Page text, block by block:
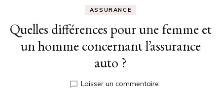
ASSURANCE
Quelles différences pour une femme et
un homme concernant l’assurance
auto ?
Laisser un commentairesur